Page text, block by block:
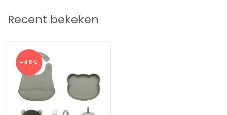
✓ Complete starterset:
pakket
✓ 100% foodgrade siliconen:
✓ Met zuignap onder bord en kom:
knoeien
Recent bekeken
-48%